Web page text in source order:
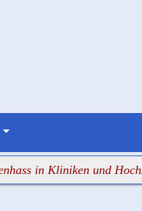
Kliniken und